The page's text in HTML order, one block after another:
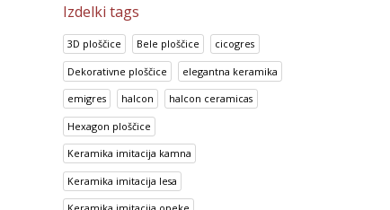
Izdelki tags
3D ploščice Bele ploščice cicogres
Dekorativne ploščice elegantna keramika
emigres halcon halcon ceramicas
Hexagon ploščice
Keramika imitacija kamna
Keramika imitacija lesa